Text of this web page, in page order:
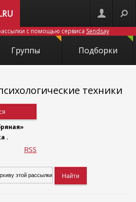
с помощью сервиса Sendsay
Группы Подборки
техники
.
RSS